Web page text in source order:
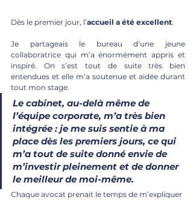
Dès le premier jour, l’accueil a été excellent.
Je partageais le bureau d’une jeune
collaboratrice qui m’a énormément appris et
inspiré. On s’est tout de suite très bien
entendues et elle m’a soutenue et aidée durant
tout mon stage.
Le cabinet, au-delà même de
l’équipe corporate, m’a très bien
intégrée : je me suis sentie à ma
place dès les premiers jours, ce qui
m’a tout de suite donné envie de
m’investir pleinement et de donner
le meilleur de moi-même.
Chaque avocat prenait le temps de m’expliquer